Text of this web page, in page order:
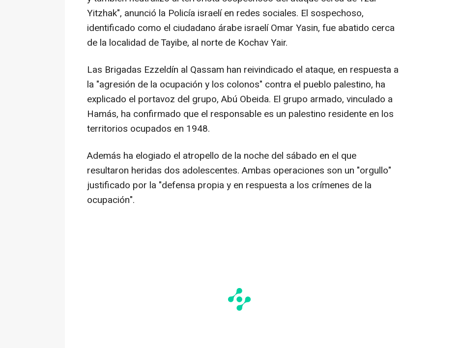
Yitzhak", anunció la Policía israelí en redes sociales. El sospechoso,
identificado como el ciudadano árabe israelí Omar Yasin, fue abatido cerca
de la localidad de Tayibe, al norte de Kochav Yair.
Las Brigadas Ezzeldín al Qassam han reivindicado el ataque, en respuesta a
la "agresión de la ocupación y los colonos" contra el pueblo palestino, ha
explicado el portavoz del grupo, Abú Obeida. El grupo armado, vinculado a
Hamás, ha confirmado que el responsable es un palestino residente en los
territorios ocupados en 1948.
Además ha elogiado el atropello de la noche del sábado en el que
resultaron heridas dos adolescentes. Ambas operaciones son un "orgullo"
justificado por la "defensa propia y en respuesta a los crímenes de la
ocupación".